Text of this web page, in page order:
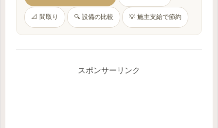
📐 間取り 🔍 設備の比較 💡 施主支給で節約
スポンサーリンク